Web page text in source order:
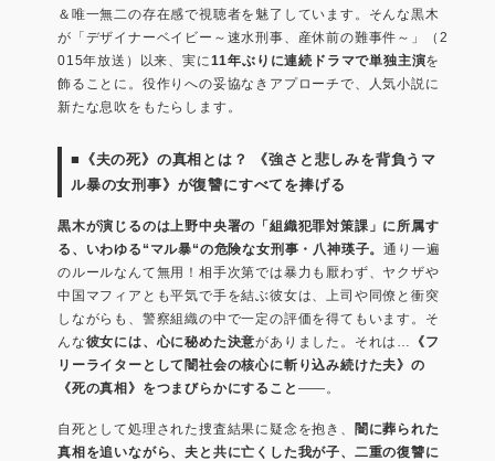
＆唯一無二の存在感で視聴者を魅了しています。そんな黒木
が「デザイナーベイビー～速水刑事、産休前の難事件～」（2
015年放送）以来、実に11年ぶりに連続ドラマで単独主演を
飾ることに。役作りへの妥協なきアプローチで、人気小説に
新たな息吹をもたらします。
■《夫の死》の真相とは？ 《強さと悲しみを背負うマ
ル暴の女刑事》が復讐にすべてを捧げる
黒木が演じるのは上野中央署の「組織犯罪対策課」に所属す
る、いわゆる“マル暴“の危険な女刑事・八神瑛子。通り一遍
のルールなんて無用！相手次第では暴力も厭わず、ヤクザや
中国マフィアとも平気で手を結ぶ彼女は、上司や同僚と衝突
しながらも、警察組織の中で一定の評価を得てもいます。そ
んな彼女には、心に秘めた決意がありました。それは…
《フ
リーライターとして闇社会の核心に斬り込み続けた夫》の
《死の真相》をつまびらかにすること ――。
自死として処理された捜査結果に疑念を抱き、 闇に葬られた
真相を追いながら、夫と共に亡くした我が子、二重の復讐に